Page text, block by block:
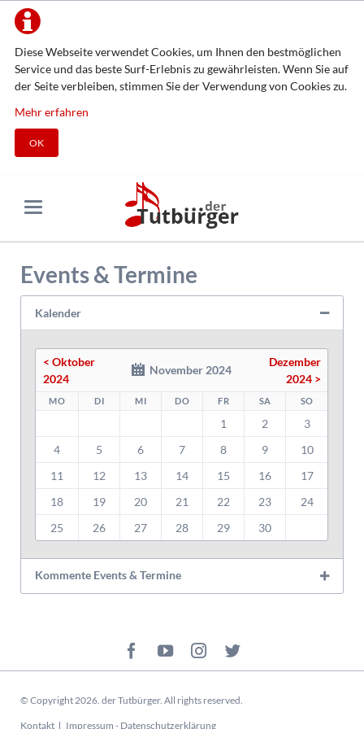
Diese Webseite verwendet Cookies, um Ihnen den bestmöglichen
Service und das beste Surf-Erlebnis zu gewährleisten. Wenn Sie auf
der Seite verbleiben, stimmen Sie der Verwendung von Cookies zu.
Mehr erfahren
OK
Events & Termine
Kalender
< Oktober
2024
November 2024
Dezember
2024 >
MO DI MI DO FR SA SO
1 2
3
4
5 6 7 8 9
10
11
12 13 14 15 16
17
18
19 20 21 22 23
24
25
26 27 28 29 30
Kommente Events & Termine
© Copyright 2026. der Tutbürger. All rights reserved.
Navigation
Kontakt Impressum - Datenschutzerklärung